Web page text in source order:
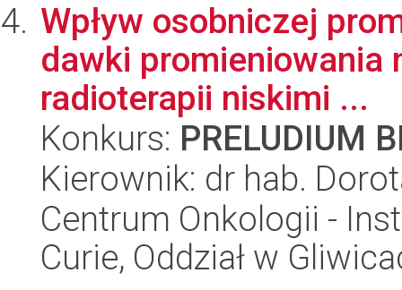
Wpływ osobniczej
dawki promieniowania
radioterapii niskimi ...
Konkurs: PRELUDIUM
Kierownik: dr hab.
Centrum Onkologii -
Curie, Oddział w